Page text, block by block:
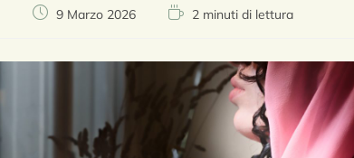
9 Marzo 2026 2 minuti di lettura